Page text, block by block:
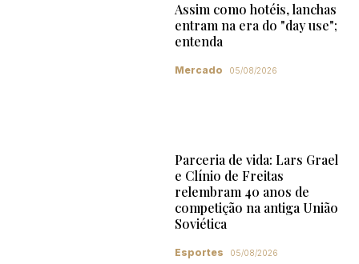
Assim como hotéis, lanchas
entram na era do "day use";
entenda
Mercado 05/08/2026
Parceria de vida: Lars Grael
e Clínio de Freitas
relembram 40 anos de
competição na antiga União
Soviética
Esportes 05/08/2026